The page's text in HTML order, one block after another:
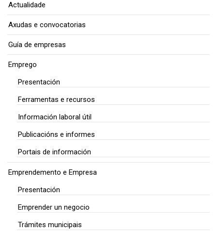
Actualidade
Axudas e convocatorias
Guía de empresas
Emprego
Presentación
Ferramentas e recursos
Información laboral útil
Publicacións e informes
Portais de información
Emprendemento e Empresa
Presentación
Emprender un negocio
Trámites municipais